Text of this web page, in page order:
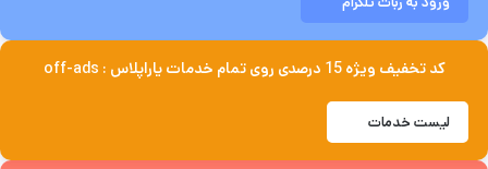
کد تخفیف ویژه 15 درصدی روی تمام خدمات یاراپلاس : off-ads
لیست خدمات